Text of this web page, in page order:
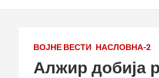
ВОЈНЕ ВЕСТИ НАСЛОВНА-2
Алжир добија